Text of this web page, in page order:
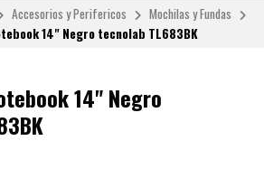
Accesorios y Perifericos
Mochilas y Fundas
14" Negro tecnolab TL683BK
14" Negro